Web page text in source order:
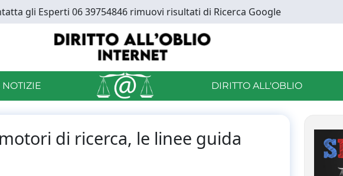
gli Esperti 06 39754846 rimuovi risultati di Ricerca Google
DIRITTO ALL'OBLIO
di ricerca, le linee guida